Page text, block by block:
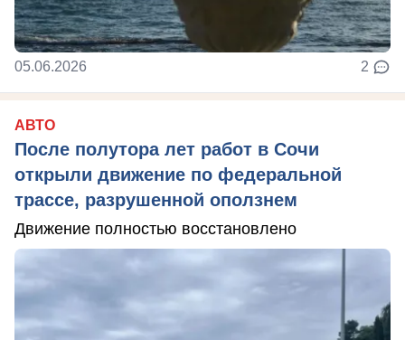
05.06.2026 2
АВТО
После полутора лет работ в Сочи
открыли движение по федеральной
трассе, разрушенной оползнем
Движение полностью восстановлено